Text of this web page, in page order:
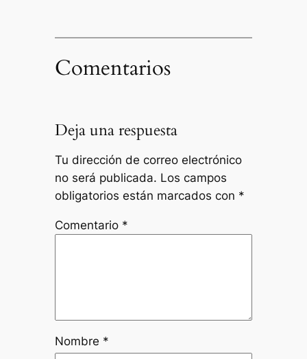
Comentarios
Deja una respuesta
Tu dirección de correo electrónico
no será publicada. Los campos
obligatorios están marcados con *
Comentario *
Nombre *